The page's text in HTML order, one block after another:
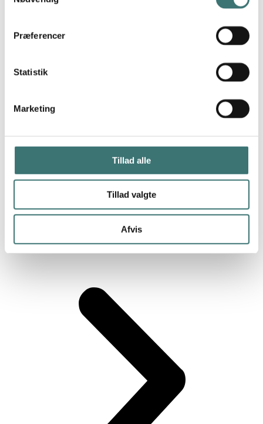
Præferencer
Statistik
Marketing
Tillad alle
Tillad valgte
Afvis